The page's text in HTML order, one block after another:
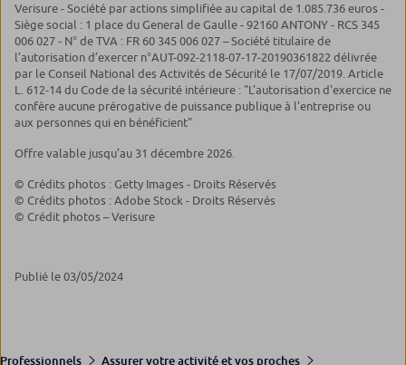
Verisure - Société par actions simplifiée au capital de 1.085.736 euros -
Siège social : 1 place du General de Gaulle - 92160 ANTONY - RCS 345
006 027 - N° de TVA : FR 60 345 006 027 – Société titulaire de
l’autorisation d’exercer n°AUT-092-2118-07-17-20190361822 délivrée
par le Conseil National des Activités de Sécurité le 17/07/2019. Article
L. 612-14 du Code de la sécurité intérieure : "L'autorisation d'exercice ne
confère aucune prérogative de puissance publique à l'entreprise ou
aux personnes qui en bénéficient"
Offre valable jusqu’au 31 décembre 2026.
© Crédits photos : Getty Images - Droits Réservés
© Crédits photos : Adobe Stock - Droits Réservés
© Crédit photos – Verisure
Publié le 03/05/2024
Professionnels
Assurer votre activité et vos proches